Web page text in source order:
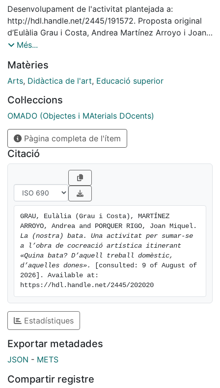
Desenvolupament de l'activitat plantejada a:
http://hdl.handle.net/2445/191572. Proposta original
d’Eulàlia Grau i Costa, Andrea Martínez Arroyo i Joan
Miquel Porquer Rigo. Amb la col·laboració d’artistes
Barcelona en el curs 22-23.
Més...
Matèries
Arts, Didàctica de l'art, Educació superior
Col·leccions
OMADO (Objectes i MAterials DOcents)
Pàgina completa de l'ítem
Citació
GRAU, Eulàlia (Grau i Costa), MARTÍNEZ
La (nostra) bata. Una activitat per sumar-se
a l’obra de cocreació artística itinerant
«Quina bata? D’aquell treball domèstic,
d’aquelles dones».
[consulted: 9 of August of
2026]. Available at:
https://hdl.handle.net/2445/202020
Estadístiques
Exportar metadades
JSON - METS
Compartir registre